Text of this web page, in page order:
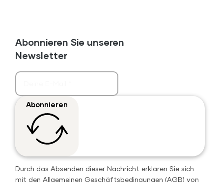
Abonnieren Sie unseren
Newsletter
Abonnieren
Durch das Absenden dieser Nachricht erklären Sie sich
mit denAllgemeinen Geschäftsbedingungen (AGB) von